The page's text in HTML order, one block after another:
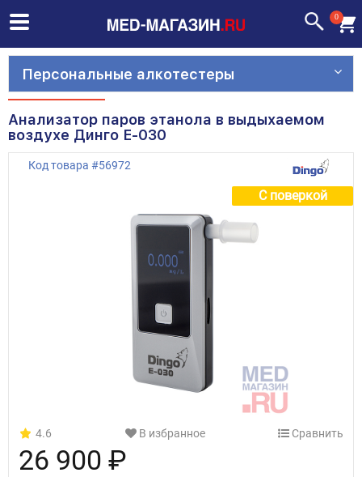
0
Персональные алкотестеры
Анализатор паров этанола в выдыхаемом
воздухе Динго Е-030
Код товара #56972
С поверкой
4.6 В избранное Сравнить
26 900 ₽